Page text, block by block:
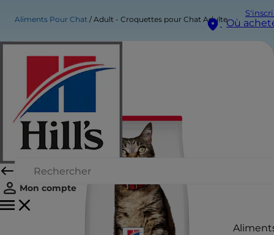
Où
Mon compte
Aliments Pour Chat Adult - Croquettes pour Chat Adulte